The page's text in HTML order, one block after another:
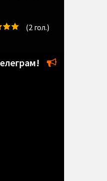
(2 гол.)